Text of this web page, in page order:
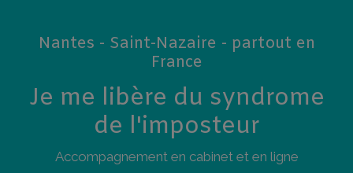
Nantes - Saint-Nazaire - partout en
France
Je me libère du syndrome
de l'imposteur
Accompagnement en cabinet et en ligne